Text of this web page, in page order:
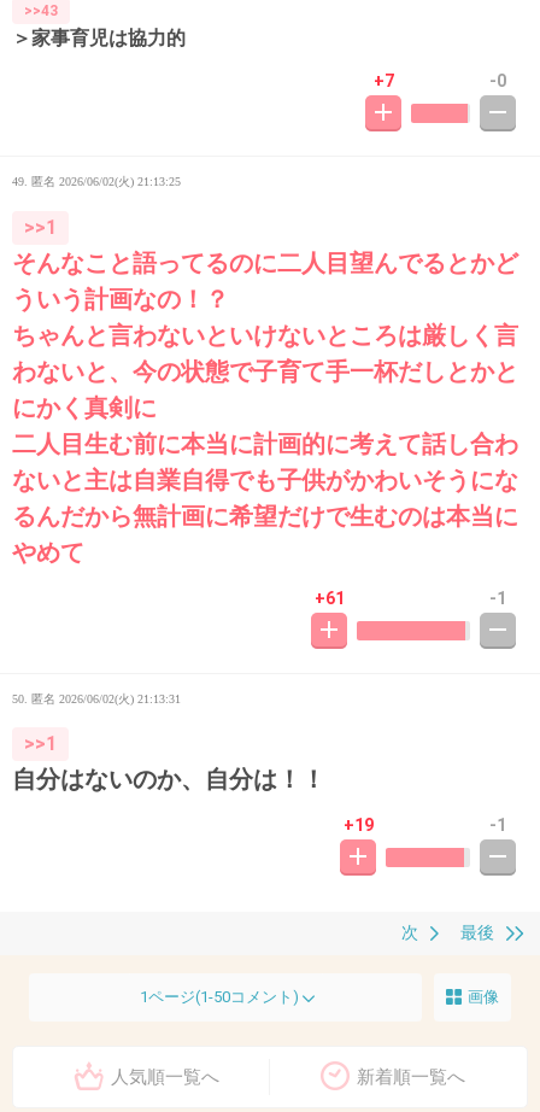
>>43
＞家事育児は協力的
+7 -0
49. 匿名 2026/06/02(火) 21:13:25
>>1
そんなこと語ってるのに二人目望んでるとかど
ういう計画なの！？
ちゃんと言わないといけないところは厳しく言
わないと、今の状態で子育て手一杯だしとかと
にかく真剣に
二人目生む前に本当に計画的に考えて話し合わ
ないと主は自業自得でも子供がかわいそうにな
るんだから無計画に希望だけで生むのは本当に
やめて
+61 -1
50. 匿名 2026/06/02(火) 21:13:31
>>1
自分はないのか、自分は！！
+19 -1
最後
次
1ページ(1-50コメント) 画像
人気順一覧へ 新着順一覧へ